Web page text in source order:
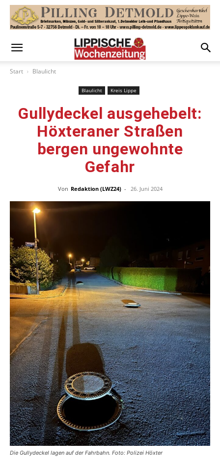
Start Blaulicht
Blaulicht Kreis Lippe
Gullydeckel ausgehebelt:
Höxteraner Straßen
bergen ungewohnte
Gefahr
Von Redaktion (LWZ24) - 26. Juni 2024
Die Gullydeckel lagen auf der Fahrbahn. Foto: Polizei Höxter